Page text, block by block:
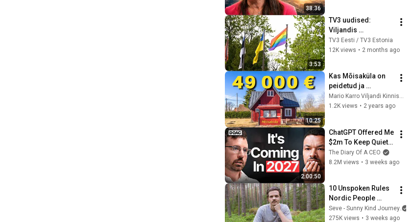
38:36
3:53
TV3 uudised:
Viljandis
mastidesse
ilmunud LGBT lipud
TV3 Eesti / TV3 Estonia
12K views • 2 months ago
10:25
Kas Mõisaküla on
peidetud ja
avastamata
Muumimaa?
Mario Karro Viljandi Kinnisvaramaakler
1.2K views • 2 years ago
2:00:50
ChatGPT Offered Me
$2m To Keep Quiet:
No One Is Ready For
What's Coming!
The Diary Of A CEO
8.2M views • 3 weeks ago
10 Unspoken Rules
Nordic People
Ignore To Keep Life
Simple
Seve - Sunny Kind Journey
275K views • 3 weeks ago